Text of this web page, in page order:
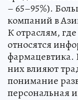
– 65–95%).
компаний в
К отраслям,
относятся
фармацевтика.
них влияют
понимание
персональная